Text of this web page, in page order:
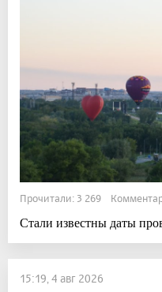
Прочитали: 3 269
Стали известны даты
15:19, 4 авг 2026